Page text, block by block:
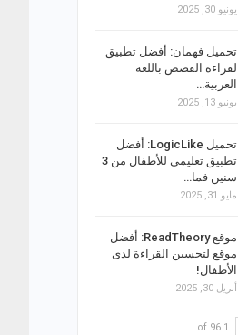
يونيو 30, 2025
تحميل فهمان: أفضل تطبيق
لقراءة القصص باللغة
العربية…
يونيو 13, 2025
تحميل LogicLike: أفضل
تطبيق تعليمي للأطفال من 3
سنين فما…
مايو 31, 2025
موقع ReadTheory: أفضل
موقع لتحسين القراءة لدى
الأطفال!
أبريل 30, 2025
1 of 96